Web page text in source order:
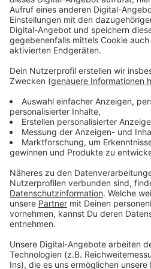
Abbruch der Reise
Anzeige
Ich danke euch, die ich
Herzen für die Offenheit
Gastfreundschaft. Ich
euch auch in Deutschland
treiben wenige, ihr nicht.
Das schreibt Leon Windscheid
nach Deutschland auf seinem
Entscheidung, seine Reise
weniger Stunden gefallen. Im
zuvor erzählte er in unserer
Morningshow mit Miriam